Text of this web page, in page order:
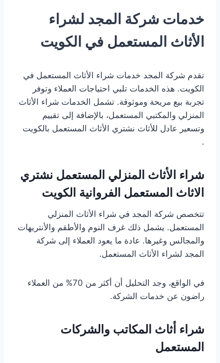
خدمات شركة المجد لشراء
الأثاث المستعمل في الكويت
تقدم شركة المجد خدمات شراء الأثاث المستعمل في
الكويت. هذه الخدمات تلبي احتياجات العملاء وتوفر
تجربة بيع مريحة وموثوقة. تشمل الخدمات شراء الأثاث
المنزلي والمكتبي المستعمل، بالإضافة إلى تقييم
وتسعير عادل للأثاث نشتري الأثاث المستعمل بالكويت
.
شراء الأثاث المنزلي المستعمل نشتري
الاثاث المستعمل الفروانية الكويت
تتخصص شركة المجد في شراء الأثاث المنزلي
المستعمل. يشمل ذلك غرف النوم والأطقم والأنتريهات
والمجالس وغيرها. عادة ما يعود العملاء إلى شركة
المجد لشراء الأثاث المستعمل.
في الواقع، وجد التحليل أن أكثر من 70% من العملاء
راضون عن خدمات الشركة.
شراء أثاث المكاتب والشركات
المستعمل